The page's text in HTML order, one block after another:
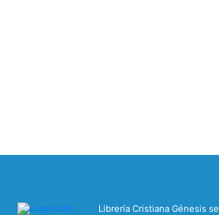
Librería Cristiana Génesis se